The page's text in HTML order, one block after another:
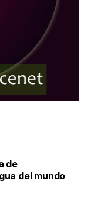
de
del mundo